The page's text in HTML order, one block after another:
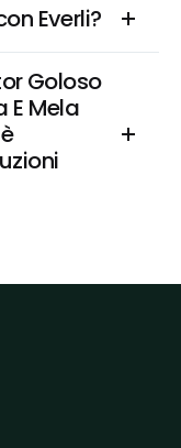
Everli?
Goloso
E Mela